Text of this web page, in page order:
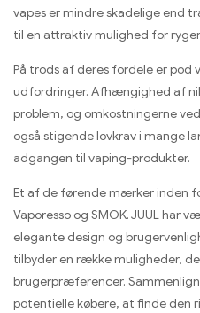
vapes er mindre skadelige end
til en attraktiv mulighed for
På trods af deres fordele er pod
udfordringer. Afhængighed af
problem, og omkostningerne
også stigende lovkrav i mange
adgangen til vaping-produkter.
Et af de førende mærker inden
Vaporesso og SMOK. JUUL har
elegante design og
tilbyder en række muligheder,
brugerpræferencer.
potentielle købere, at finde den